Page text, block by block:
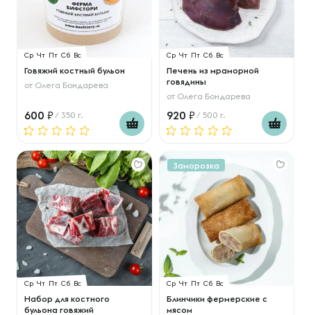
Ср Чт Пт Сб Вс
Говяжий костный бульон
от Олега Бондарева
600 / 350 г.
Ср Чт Пт Сб Вс
Печень из мраморной
говядины
от Олега Бондарева
920 / 500 г.
Ср Чт Пт Сб Вс
Набор для костного
бульона говяжий
Заморозка
Ср Чт Пт Сб Вс
Блинчики фермерские с
мясом